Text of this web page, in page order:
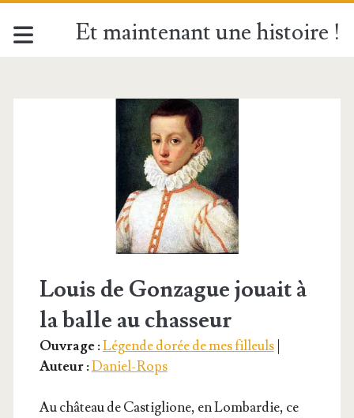
Et maintenant une histoire !
Étiquette :
<span>Peste</span>
Louis de Gonzague jouait à
la balle au chasseur
Ouvrage :Légende dorée de mes filleuls|
Auteur :Daniel-Rops
Au châ­teau de Cas­ti­glione, en Lom­bar­die, ce